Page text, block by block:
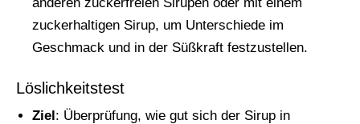
zuckerhaltigen Sirup, um Unterschiede im
Geschmack und in der Süßkraft festzustellen.
Löslichkeitstest
Ziel: Überprüfung, wie gut sich der Sirup in